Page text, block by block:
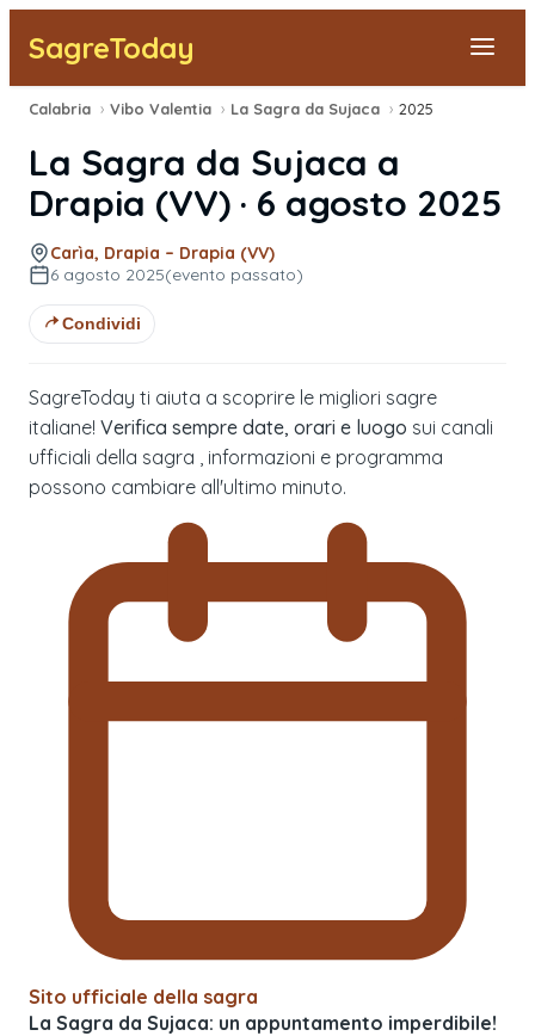
SagreToday
Segnala una sagra
Tutte le Sagre
Vicino a Me
Calabria › Vibo Valentia › La Sagra da Sujaca › 2025
La Sagra da Sujaca a
Drapia (VV) · 6 agosto 2025
Carìa, Drapia – Drapia (VV)
6 agosto 2025(evento passato)
Condividi
SagreToday ti aiuta a scoprire le migliori sagre
italiane! Verifica sempre date, orari e luogo sui canali
ufficiali della sagra , informazioni e programma
possono cambiare all'ultimo minuto.
Sito ufficiale della sagra
La Sagra da Sujaca: un appuntamento imperdibile!